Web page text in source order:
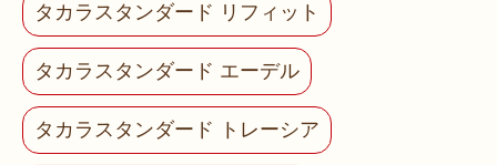
タカラスタンダード リフィット
タカラスタンダード エーデル
タカラスタンダード トレーシア